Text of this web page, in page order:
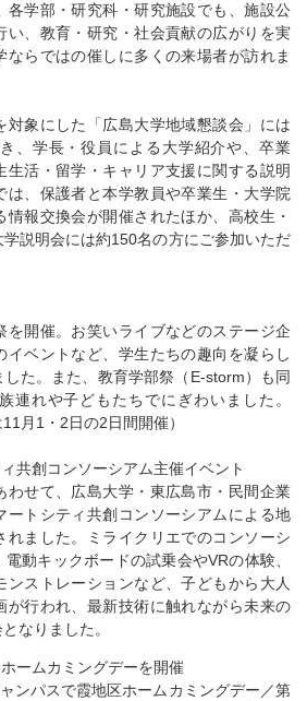
各学部・研究科・研究施設でも、施設公
い、教育・研究・社会貢献の広がりを実
ならではの催しに多くの来場者が訪れま
対象にした「広島大学地域懇談会」には
、学長・役員による大学紹介や、卒業
生活・留学・キャリア支援に関する説明
は、保護者と本学教員や卒業生・大学院
報交換会が開催されたほか、高校生・
説明会には約150名の方にご参加いただ
を開催。お笑いライブなどのステージ企
イベントなど、学生たちの趣向を凝らし
た。また、教育学部祭（E-storm）も同
連れや子どもたちでにぎわいました。
月1・2日の2日間開催）
共創コンソーシアム主催イベント
わせて、広島大学・東広島市・民間企業
ートシティ共創コンソーシアムによる地
れました。ミライクリエでのコンソーシ
動キックボードの試乗会やVRの体験、
ンストレーションなど、子どもから大人
が行われ、最新技術に触れながら未来の
なりました。
ームカミングデーを開催
ンパスで霞地区ホームカミングデー／第